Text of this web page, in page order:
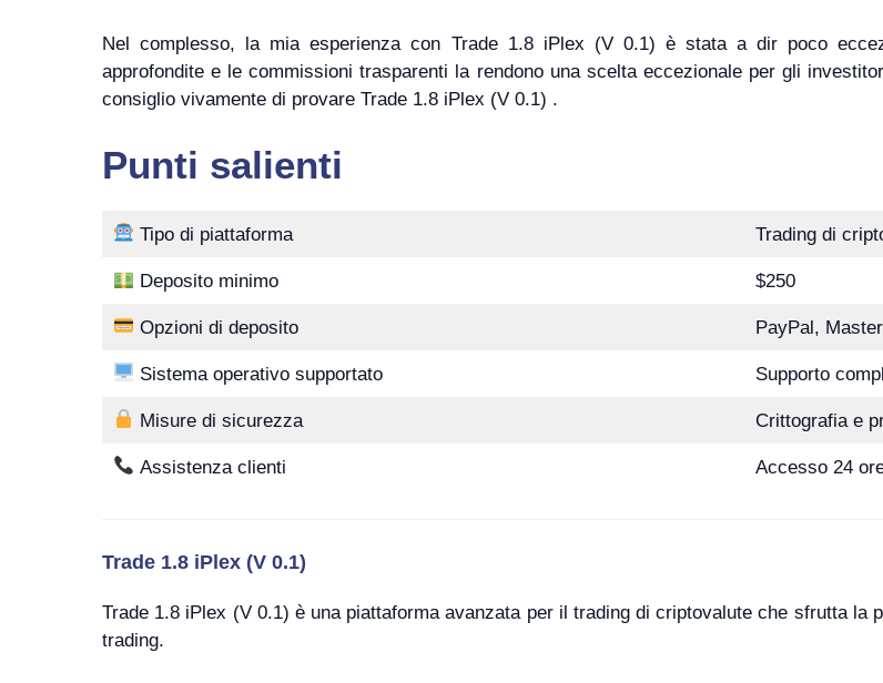
Nel complesso, la mia esperienza con Trade 1.8 iPlex (V 0.1) è stata a dir poco
approfondite e le commissioni trasparenti la rendono una scelta eccezionale per gli
consiglio vivamente di provare Trade 1.8 iPlex (V 0.1) .
Punti salienti
Tipo di piattaforma Trading di
Deposito minimo $250
Opzioni di deposito PayPal,
Sistema operativo supportato Supporto
Misure di sicurezza Crittografia e
Assistenza clienti Accesso 24
Trade 1.8 iPlex (V 0.1)
Trade 1.8 iPlex (V 0.1) è una piattaforma avanzata per il trading di criptovalute che sfrutta la
trading.